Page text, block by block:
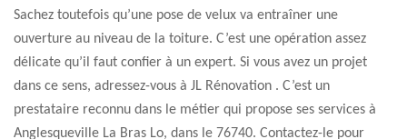
Sachez toutefois qu’une pose de velux va entraîner une
ouverture au niveau de la toiture. C’est une opération assez
délicate qu’il faut confier à un expert. Si vous avez un projet
dans ce sens, adressez-vous à JL Rénovation . C’est un
prestataire reconnu dans le métier qui propose ses services à
Anglesqueville La Bras Lo, dans le 76740. Contactez-le pour